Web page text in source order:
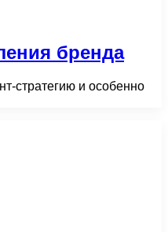
бренда
стратегию и особенно